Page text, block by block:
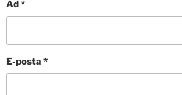
Ad *
E-posta *